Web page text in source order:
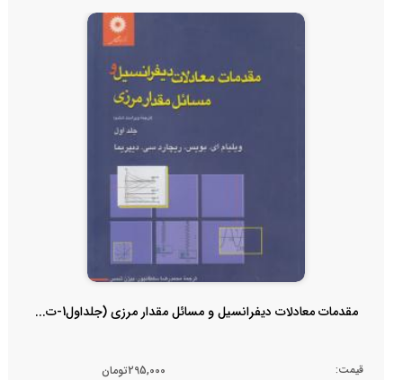
مقدمات معادلات دیفرانسیل و مسائل مقدار مرزی (جلداول1-ت...
قیمت: 295,000تومان